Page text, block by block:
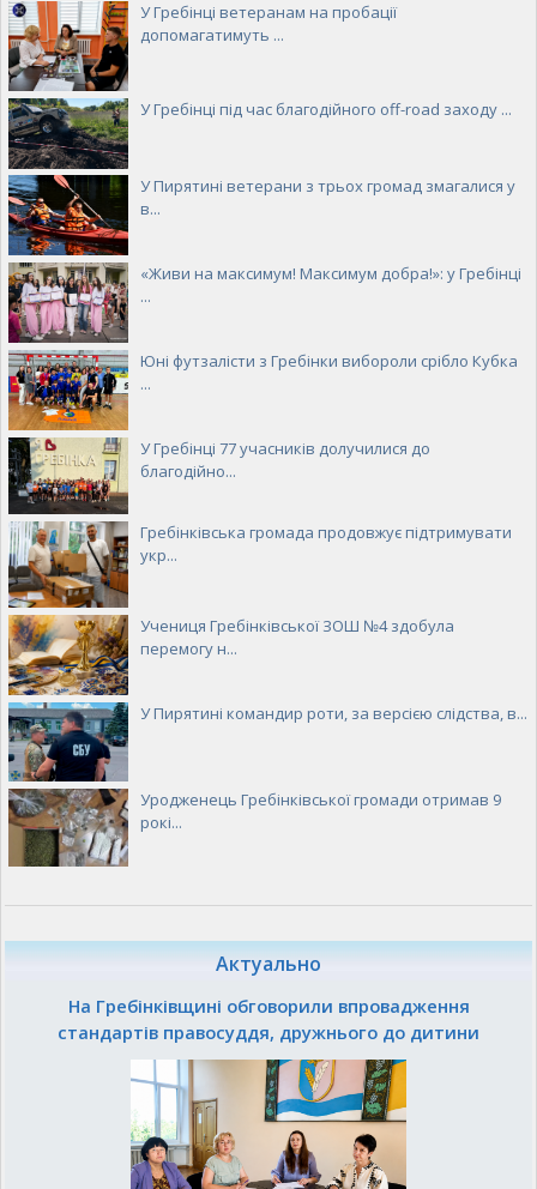
У Гребінці ветеранам на пробації
допомагатимуть ...
У Гребінці під час благодійного off-road заходу ...
У Пирятині ветерани з трьох громад змагалися у
в...
«Живи на максимум! Максимум добра!»: у Гребінці
...
Юні футзалісти з Гребінки вибороли срібло Кубка
...
У Гребінці 77 учасників долучилися до
благодійно...
Гребінківська громада продовжує підтримувати
укр...
Учениця Гребінківської ЗОШ №4 здобула
перемогу н...
У Пирятині командир роти, за версією слідства, в...
Уродженець Гребінківської громади отримав 9
рокі...
Актуально
На Гребінківщині обговорили впровадження
стандартів правосуддя, дружнього до дитини